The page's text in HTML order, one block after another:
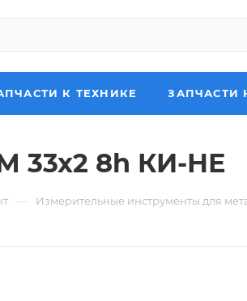
К ТЕХНИКЕ ЗАПЧАСТИ
33х2 8h КИ-НЕ
— Измерительные инструменты для